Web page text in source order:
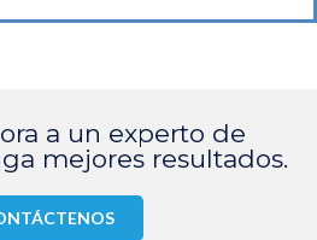
a un experto de
mejores resultados.